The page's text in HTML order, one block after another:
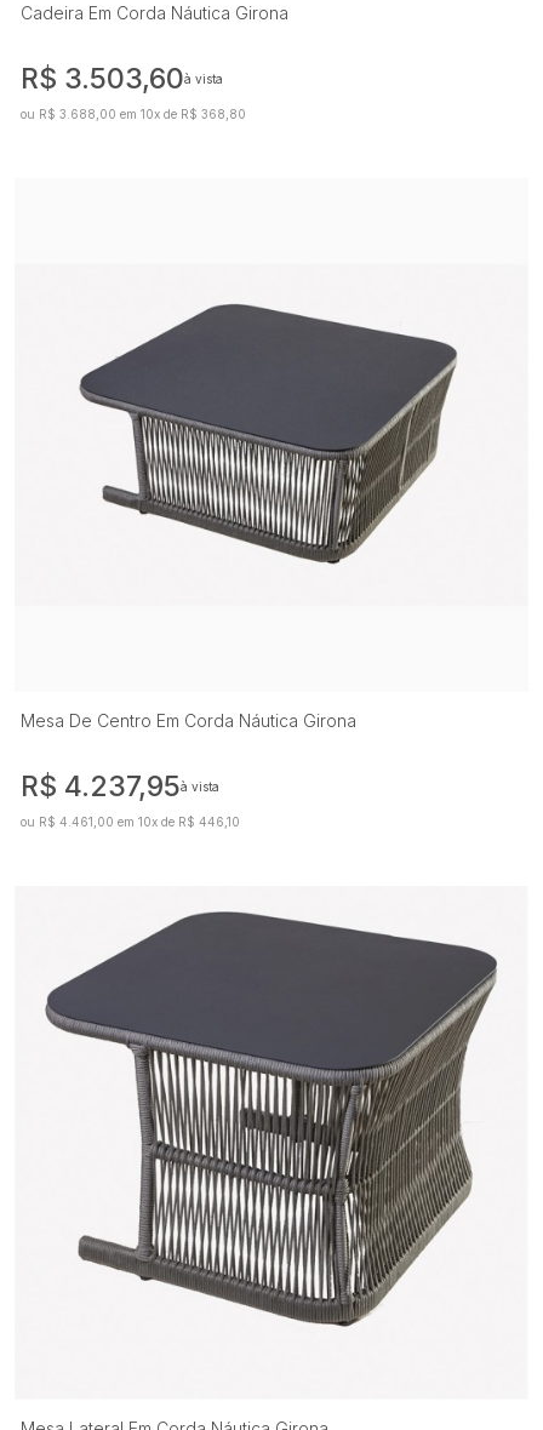
Cadeira Em Corda Náutica Girona
R$ 3.503,60à vista
ou R$ 3.688,00 em 10x de R$ 368,80
Mesa De Centro Em Corda Náutica Girona
R$ 4.237,95à vista
ou R$ 4.461,00 em 10x de R$ 446,10